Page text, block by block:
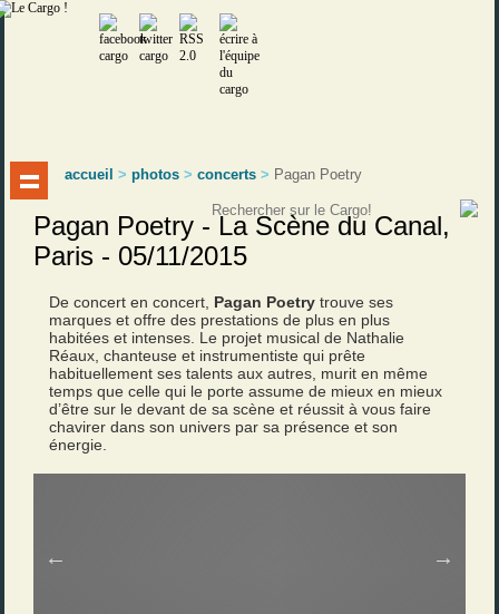
accueil >photos >concerts > Pagan Poetry
Pagan Poetry - La Scène du Canal,
Paris - 05/11/2015
De concert en concert, Pagan Poetry trouve ses
marques et offre des prestations de plus en plus
habitées et intenses. Le projet musical de Nathalie
Réaux, chanteuse et instrumentiste qui prête
habituellement ses talents aux autres, murit en même
temps que celle qui le porte assume de mieux en mieux
d’être sur le devant de sa scène et réussit à vous faire
chavirer dans son univers par sa présence et son
énergie.